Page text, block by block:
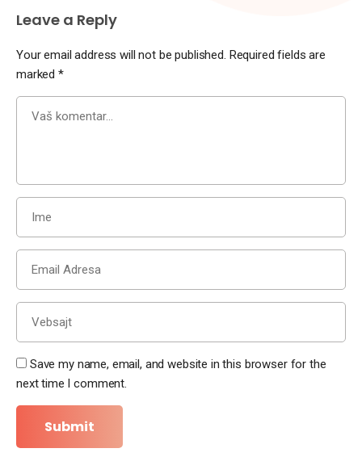
Leave a Reply
Your email address will not be published. Required fields are
marked *
Save my name, email, and website in this browser for the
next time I comment.